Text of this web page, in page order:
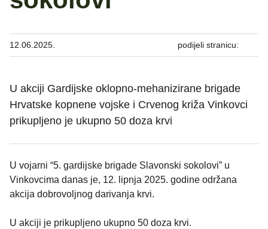
12.06.2025. podijeli stranicu:
U akciji Gardijske oklopno-mehanizirane brigade
Hrvatske kopnene vojske i Crvenog križa Vinkovci
prikupljeno je ukupno 50 doza krvi
U vojarni “5. gardijske brigade Slavonski sokolovi” u
Vinkovcima danas je, 12. lipnja 2025. godine održana
akcija dobrovoljnog darivanja krvi.
U akciji je prikupljeno ukupno 50 doza krvi.